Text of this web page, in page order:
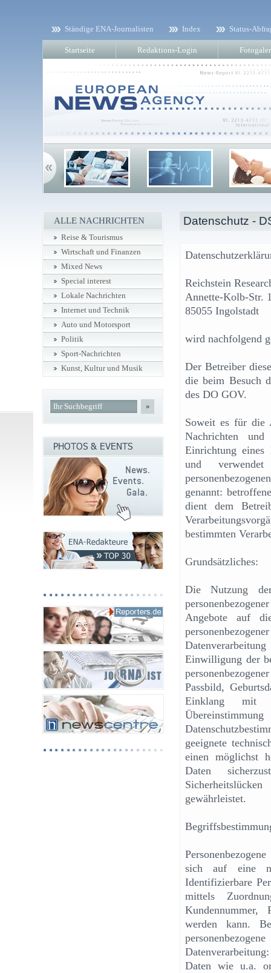
Ständige ENA-Journalisten Index Status-
Startseite Redaktions-Login
Datenschutz -
Reichstein
Annette-Kolb-Str.
85055 Ingolstadt
wird nachfolgend
Der Betreiber
die beim Besuch
des DO GOV.
Soweit es für die
Nachrichten
Einrichtung eines
und
genannt:
dient dem
bestimmten
Grundsätzliches:
Die Nutzung
Angebote auf
Einwilligung der
Passbild,
Einklang mit
geeignete
einen möglichst
Daten
gewährleistet.
sich auf eine
Identifizierbare
mittels
Kundennummer,
werden kann.
Daten wie u.a.
ALLE NACHRICHTEN
Reise & Tourismus
Wirtschaft und Finanzen
Mixed News
Special interest
Lokale Nachrichten
Internet und Technik
Auto und Motorsport
Politik
Sport-Nachrichten
Kunst, Kultur und Musik
»